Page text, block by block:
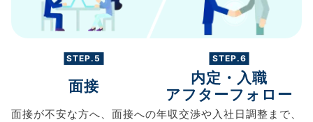
STEP.5
面接
面接が不安な方へ、 面接への
STEP.6
内定・入職
アフターフォロー
年収交渉や入社日調整まで、